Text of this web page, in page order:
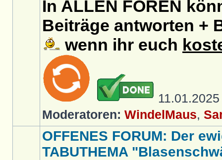
In ALLEN FOREN
Beiträge antworten +
wenn ihr euch
Moderatoren: WindelMaus,
OFFENES FORUM: Der
TABUTHEMA